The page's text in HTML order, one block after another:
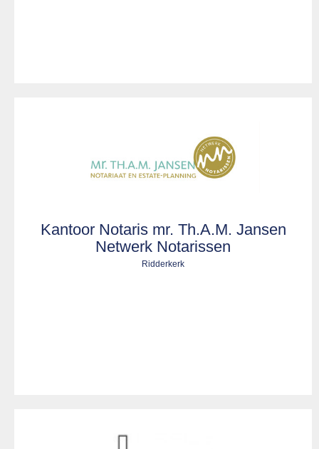
Kantoor Notaris mr. Th.A.M. Jansen
Netwerk Notarissen
Ridderkerk